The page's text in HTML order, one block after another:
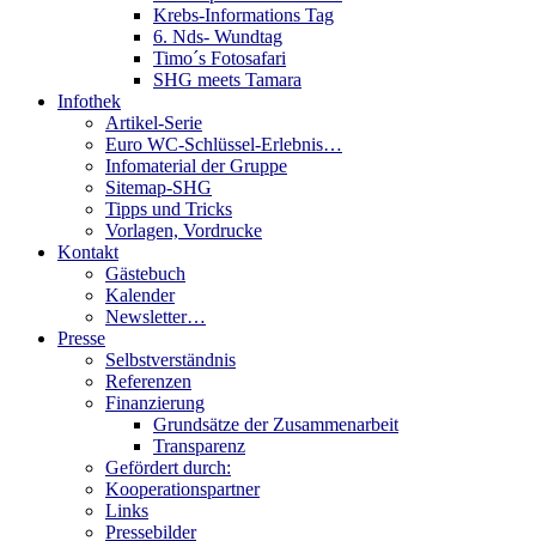
Krebs-Informations Tag
6. Nds- Wundtag
Timo´s Fotosafari
SHG meets Tamara
Infothek
Artikel-Serie
Euro WC-Schlüssel-Erlebnis…
Infomaterial der Gruppe
Sitemap-SHG
Tipps und Tricks
Vorlagen, Vordrucke
Kontakt
Gästebuch
Kalender
Newsletter…
Presse
Selbstverständnis
Referenzen
Finanzierung
Grundsätze der Zusammenarbeit
Transparenz
Gefördert durch:
Kooperationspartner
Links
Pressebilder